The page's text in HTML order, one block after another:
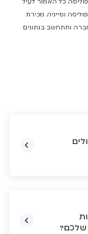
וסייגיה. מכירת
ותתחשב בנתונים
שלכם?